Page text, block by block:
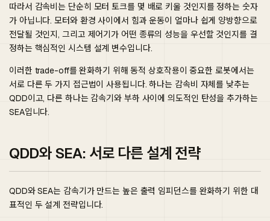
따라서 감속비는 단순히 모터 토크를 몇 배로 키울 것인지를 정하는 숫자
가 아닙니다. 모터와 환경 사이에서 힘과 운동이 얼마나 쉽게 양방향으로
전달될 것인지, 그리고 제어기가 어떤 종류의 성능을 우선할 것인지를 결
정하는 핵심적인 시스템 설계 변수입니다.
이러한 trade-off를 완화하기 위해 동적 상호작용이 중요한 로봇에서는
서로 다른 두 가지 접근법이 사용됩니다. 하나는 감속비 자체를 낮추는
QDD이고, 다른 하나는 감속기와 부하 사이에 의도적인 탄성을 추가하는
SEA입니다.
QDD와 SEA: 서로 다른 설계 전략
QDD와 SEA는 감속기가 만드는 높은 출력 임피던스를 완화하기 위한 대
표적인 두 설계 전략입니다.